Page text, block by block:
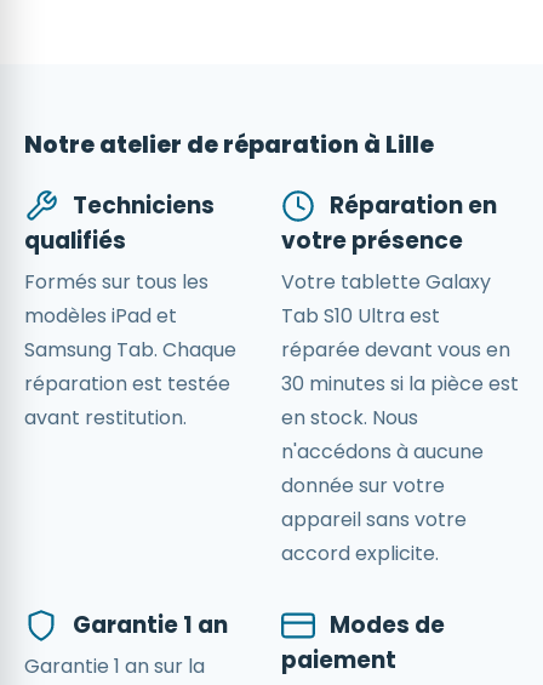
Notre atelier de réparation à Lille
Techniciens
qualifiés
Formés sur tous les
modèles iPad et
Samsung Tab. Chaque
réparation est testée
avant restitution.
Réparation en
votre présence
Votre tablette Galaxy
Tab S10 Ultra est
réparée devant vous en
30 minutes si la pièce est
en stock. Nous
n'accédons à aucune
donnée sur votre
appareil sans votre
accord explicite.
Garantie 1 an
Garantie 1 an sur la
Modes de
paiement